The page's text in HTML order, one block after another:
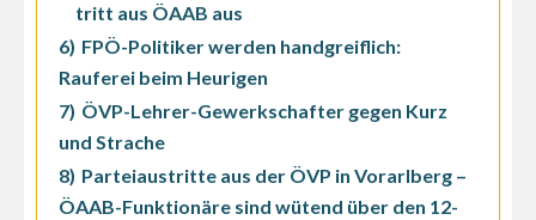
tritt aus ÖAAB aus
6) FPÖ-Politiker werden handgreiflich:
Rauferei beim Heurigen
7) ÖVP-Lehrer-Gewerkschafter gegen Kurz
und Strache
8) Parteiaustritte aus der ÖVP in Vorarlberg –
ÖAAB-Funktionäre sind wütend über den 12-